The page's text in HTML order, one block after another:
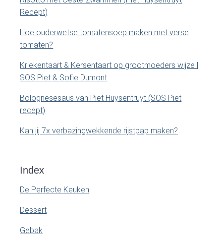
a
Recept)
Hoe ouderwetse tomatensoep maken met verse
tomaten?
Kriekentaart & Kersentaart op grootmoeders wijze |
SOS Piet & Sofie Dumont
Bolognesesaus van Piet Huysentruyt (SOS Piet
recept)
Kan jij 7x verbazingwekkende rijstpap maken?
Index
De Perfecte Keuken
Dessert
Gebak